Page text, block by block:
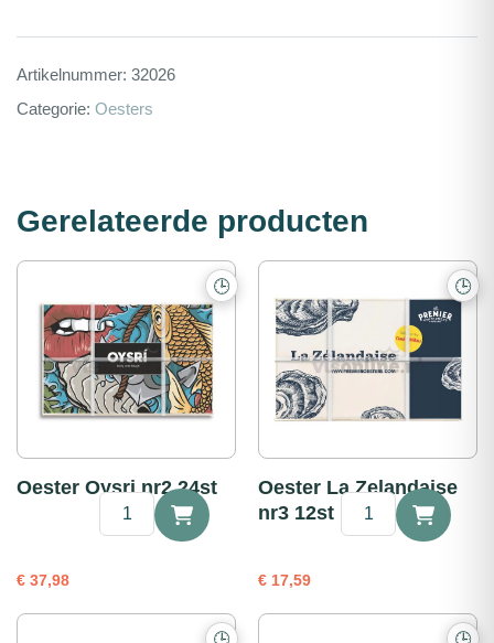
Artikelnummer: 32026
Categorie: Oesters
Gerelateerde producten
🕒
Oester Oysri nr2 24st
€ 37,98
Oysri
🕒
Oester La Zelandaise
nr3 12st
€ 17,59
Zelandaise
aantal
🕒 🕒